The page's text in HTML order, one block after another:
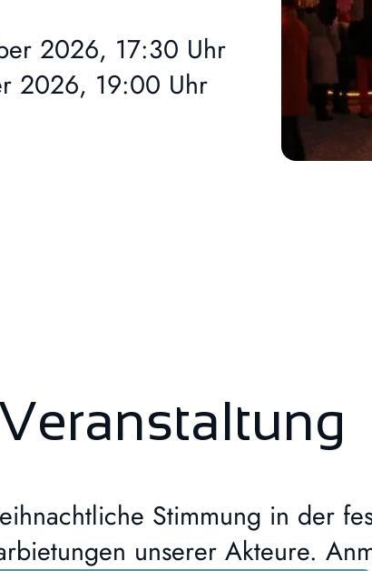
2026, 17:30 Uhr
2026, 19:00 Uhr
Stimmung in der
unserer Akteure.